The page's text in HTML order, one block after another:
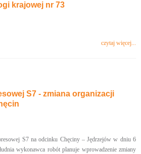
krajowej nr 73
czytaj więcej...
S7 - zmiana organizacji
S7 na odcinku Chęciny – Jędrzejów w dniu 6
wykonawca robót planuje wprowadzenie zmiany